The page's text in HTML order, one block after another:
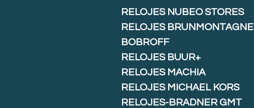
RELOJES NUBEO STORES
RELOJES BRUNMONTAGNE
BOBROFF
RELOJES BUUR+
RELOJES MACHIA
RELOJES MICHAEL KORS
RELOJES-BRADNER GMT